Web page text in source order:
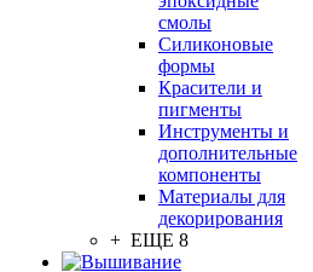
смолы
Силиконовые
формы
Красители и
пигменты
Инструменты и
дополнительные
компоненты
Материалы для
декорирования
+ ЕЩЕ 8